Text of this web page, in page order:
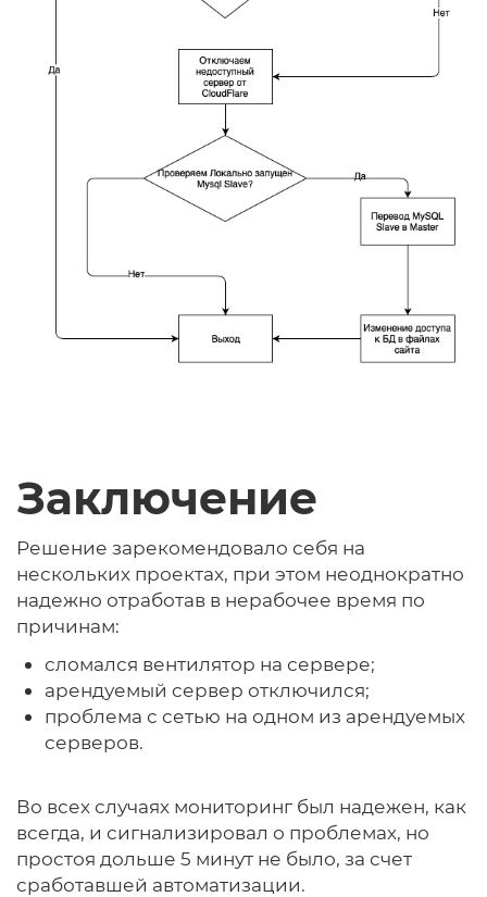
Заключение
Решение зарекомендовало себя на
нескольких проектах, при этом неоднократно
надежно отработав в нерабочее время по
причинам:
сломался вентилятор на сервере;
арендуемый сервер отключился;
проблема с сетью на одном из арендуемых
серверов.
Во всех случаях мониторинг был надежен, как
всегда, и сигнализировал о проблемах, но
простоя дольше 5 минут не было, за счет
сработавшей автоматизации.